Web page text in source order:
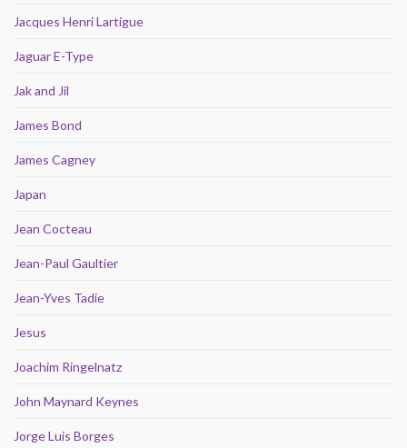
Jacques Henri Lartigue
Jaguar E-Type
Jak and Jil
James Bond
James Cagney
Japan
Jean Cocteau
Jean-Paul Gaultier
Jean-Yves Tadie
Jesus
Joachim Ringelnatz
John Maynard Keynes
Jorge Luis Borges